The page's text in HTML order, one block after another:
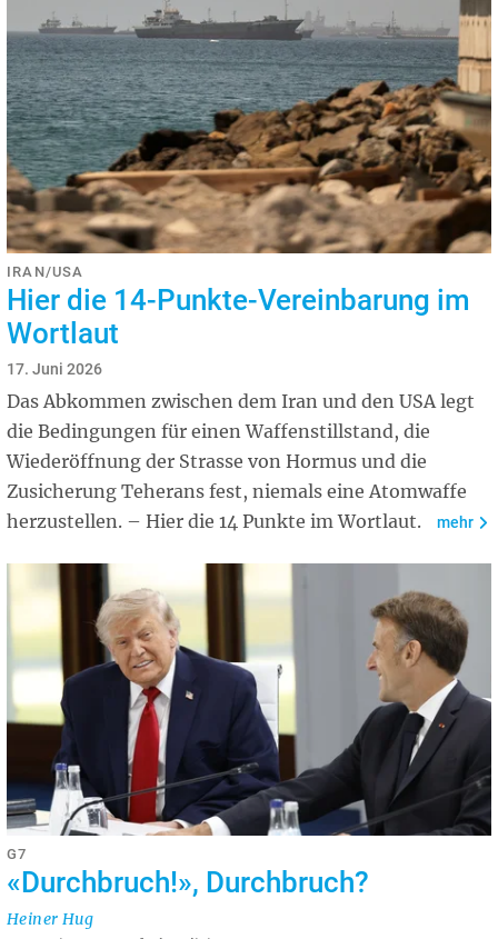
IRAN/USA
Hier die 14-Punkte-Vereinbarung im
Wortlaut
17. Juni 2026
Das Abkommen zwischen dem Iran und den USA legt
die Bedingungen für einen Waffenstillstand, die
Wiederöffnung der Strasse von Hormus und die
Zusicherung Teherans fest, niemals eine Atomwaffe
herzustellen. – Hier die 14 Punkte im Wortlaut.
mehr
G7
«Durchbruch!», Durchbruch?
Heiner Hug